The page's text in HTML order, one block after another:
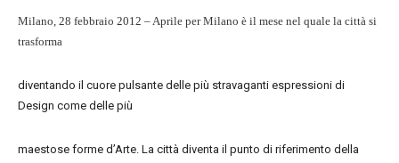
Milano, 28 febbraio 2012 – Aprile per Milano è il mese nel quale la città si
trasforma
diventando il cuore pulsante delle più stravaganti espressioni di
Design come delle più
maestose forme d’Arte. La città diventa il punto di riferimento della